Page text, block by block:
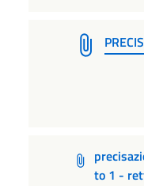
to 1 -